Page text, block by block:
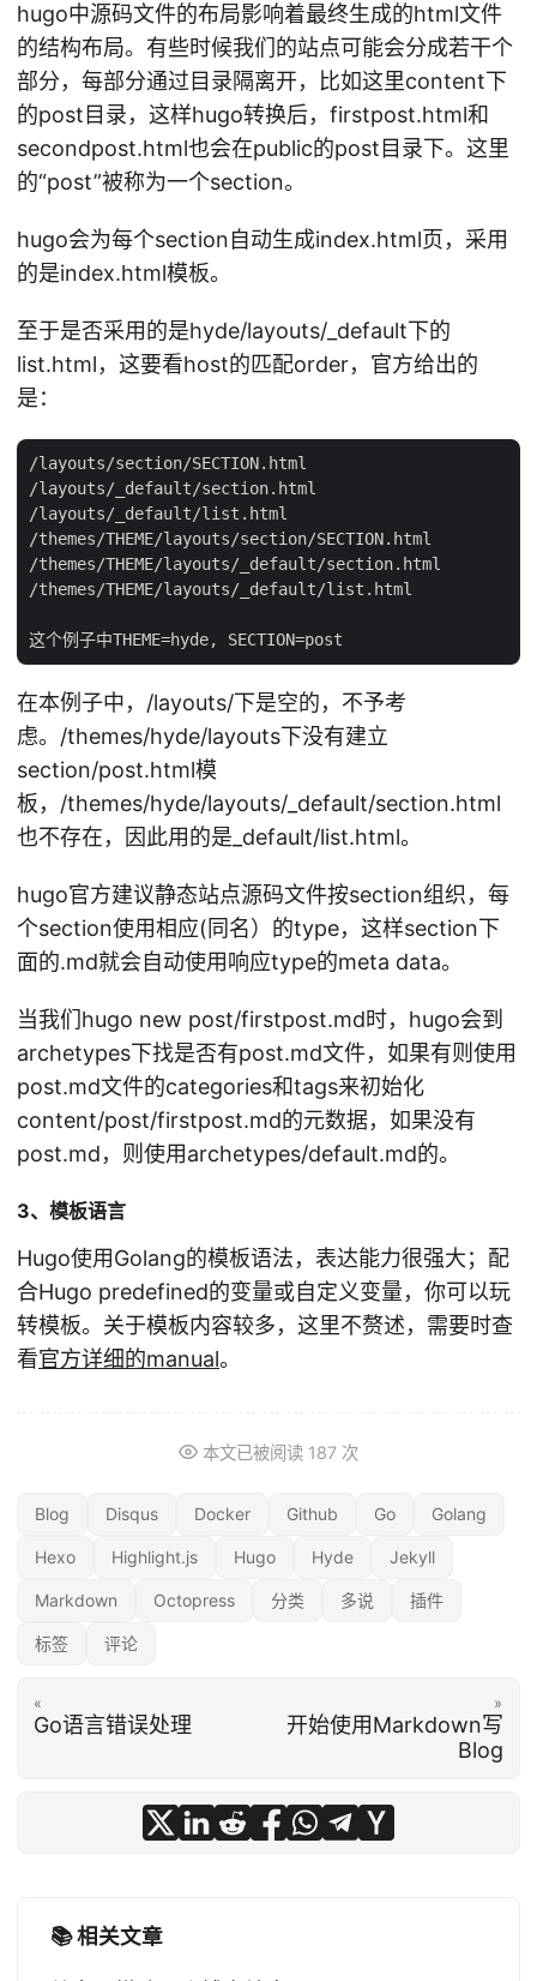
hugo中源码文件的布局影响着最终生成的html文件
的结构布局。有些时候我们的站点可能会分成若干个
部分，每部分通过目录隔离开，比如这里content下
的post目录，这样hugo转换后，firstpost.html和
secondpost.html也会在public的post目录下。这里
的“post”被称为一个section。
hugo会为每个section自动生成index.html页，采用
的是index.html模板。
至于是否采用的是hyde/layouts/_default下的
list.html，这要看host的匹配order，官方给出的
是：
/layouts/section/SECTION.html
/layouts/_default/section.html
/layouts/_default/list.html
/themes/THEME/layouts/section/SECTION.html
/themes/THEME/layouts/_default/section.html
/themes/THEME/layouts/_default/list.html
在本例子中，/layouts/下是空的，不予考
虑。/themes/hyde/layouts下没有建立
section/post.html模
板，/themes/hyde/layouts/_default/section.html
也不存在，因此用的是_default/list.html。
hugo官方建议静态站点源码文件按section组织，每
个section使用相应(同名）的type，这样section下
面的.md就会自动使用响应type的meta data。
当我们hugo new post/firstpost.md时，hugo会到
archetypes下找是否有post.md文件，如果有则使用
post.md文件的categories和tags来初始化
content/post/firstpost.md的元数据，如果没有
post.md，则使用archetypes/default.md的。
3、模板语言
Hugo使用Golang的模板语法，表达能力很强大；配
合Hugo predefined的变量或自定义变量，你可以玩
转模板。关于模板内容较多，这里不赘述，需要时查
看官方详细的manual。
本文已被阅读 187 次
Blog Disqus Docker Github Go Golang
Hexo Highlight.js Hugo Hyde Jekyll
Markdown Octopress 分类 多说 插件
标签 评论
«
Go语言错误处理
»
开始使用Markdown写
Blog
📚 相关文章